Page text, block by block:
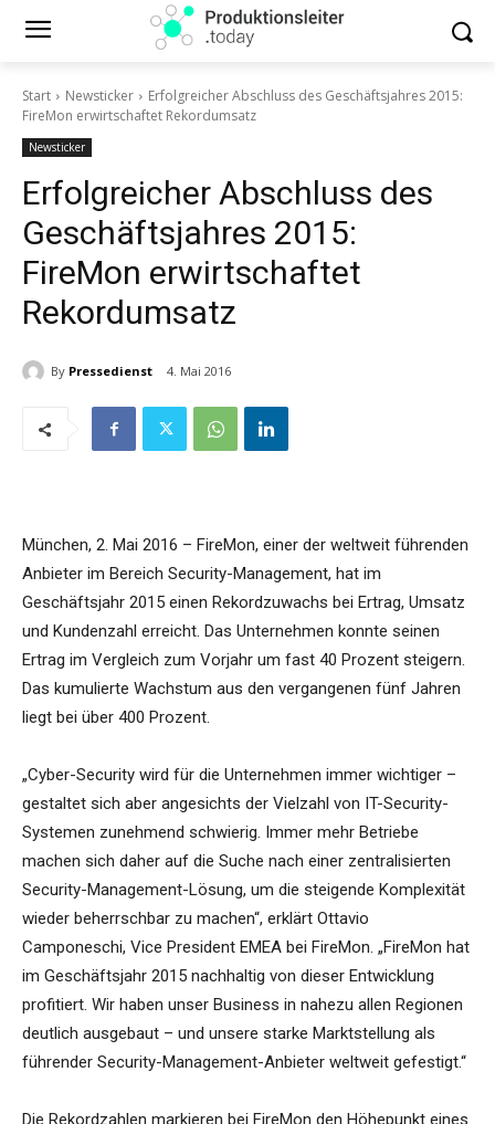
Start Newsticker
Erfolgreicher Abschluss des Geschäftsjahres 2015:
FireMon erwirtschaftet Rekordumsatz
Newsticker
Erfolgreicher Abschluss des
Geschäftsjahres 2015:
FireMon erwirtschaftet
Rekordumsatz
By Pressedienst 4. Mai 2016
München, 2. Mai 2016 – FireMon, einer der weltweit führenden
Anbieter im Bereich Security-Management, hat im
Geschäftsjahr 2015 einen Rekordzuwachs bei Ertrag, Umsatz
und Kundenzahl erreicht. Das Unternehmen konnte seinen
Ertrag im Vergleich zum Vorjahr um fast 40 Prozent steigern.
Das kumulierte Wachstum aus den vergangenen fünf Jahren
liegt bei über 400 Prozent.
„Cyber-Security wird für die Unternehmen immer wichtiger –
gestaltet sich aber angesichts der Vielzahl von IT-Security-
Systemen zunehmend schwierig. Immer mehr Betriebe
machen sich daher auf die Suche nach einer zentralisierten
Security-Management-Lösung, um die steigende Komplexität
wieder beherrschbar zu machen“, erklärt Ottavio
Camponeschi, Vice President EMEA bei FireMon. „FireMon hat
im Geschäftsjahr 2015 nachhaltig von dieser Entwicklung
profitiert. Wir haben unser Business in nahezu allen Regionen
deutlich ausgebaut – und unsere starke Marktstellung als
führender Security-Management-Anbieter weltweit gefestigt.“
Die Rekordzahlen markieren bei FireMon den Höhepunkt eines